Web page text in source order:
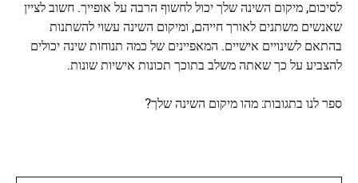
לסיכום, מיקום השינה שלך יכול לחשוף הרבה על אופייך. חשוב לציין
שאנשים משתנים לאורך חייהם, ומיקום השינה עשוי להשתנות
בהתאם לשינויים אישיים. המאפיינים של כמה תנוחות שינה יכולים
להצביע על כך שאתה משלב בתוכך תכונות אישיות שונות.
ספר לנו בתגובות: מהו מיקום השינה שלך?